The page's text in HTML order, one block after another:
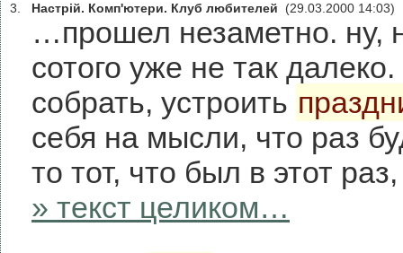
3. Настрій. Комп'ютери. Клуб любителей (29.03.2000 14:03)
…прошел незаметно. ну,
сотого уже не так
собрать, устроить
себя на мысли, что раз
то тот, что был в этот
» текст целиком…